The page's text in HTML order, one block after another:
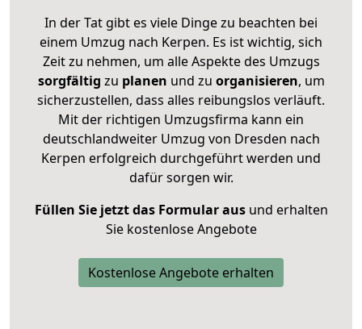
In der Tat gibt es viele Dinge zu beachten bei
einem Umzug nach Kerpen. Es ist wichtig, sich
Zeit zu nehmen, um alle Aspekte des Umzugs
sorgfältig zu planen und zu organisieren, um
sicherzustellen, dass alles reibungslos verläuft.
Mit der richtigen Umzugsfirma kann ein
deutschlandweiter Umzug von Dresden nach
Kerpen erfolgreich durchgeführt werden und
dafür sorgen wir.
Füllen Sie jetzt das Formular ausund erhalten
Sie kostenlose Angebote
Kostenlose Angebote erhalten